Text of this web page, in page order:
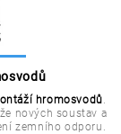
hromosvodů.
nových soustav a
zemního odporu.